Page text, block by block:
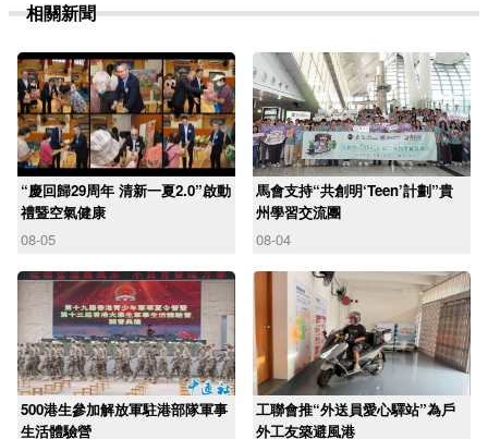
相關新聞
“慶回歸29周年 清新一夏2.0”啟動
禮暨空氣健康
08-05
馬會支持“共創明‘Teen’計劃”貴
州學習交流團
08-04
500港生參加解放軍駐港部隊軍事
生活體驗營
工聯會推“外送員愛心驛站”為戶
外工友築避風港